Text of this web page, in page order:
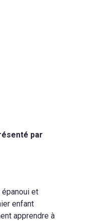
par
et
enfant
apprendre à